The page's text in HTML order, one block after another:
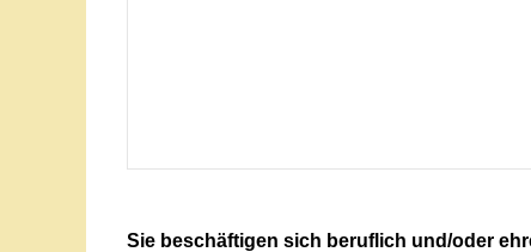
Sie beschäftigen sich beruflich und/oder